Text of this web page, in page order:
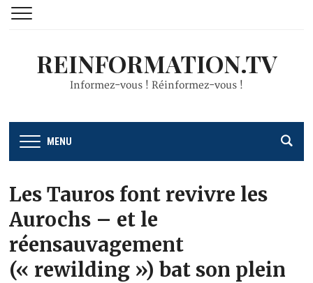
REINFORMATION.TV
Informez-vous ! Réinformez-vous !
MENU
Les Tauros font revivre les
Aurochs – et le
réensauvagement
(« rewilding ») bat son plein